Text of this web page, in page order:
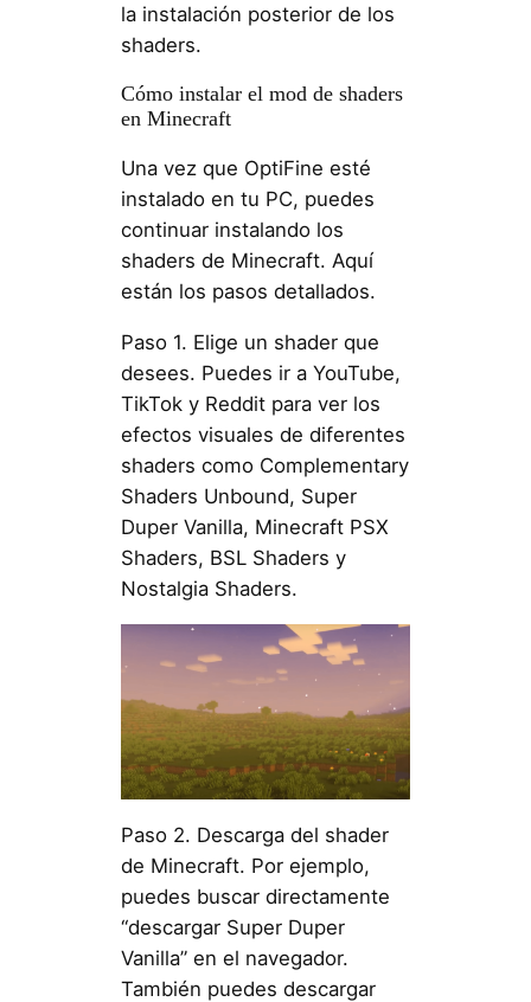
la instalación posterior de los
shaders.
Cómo instalar el mod de shaders
en Minecraft
Una vez que OptiFine esté
instalado en tu PC, puedes
continuar instalando los
shaders de Minecraft. Aquí
están los pasos detallados.
Paso 1. Elige un shader que
desees. Puedes ir a YouTube,
TikTok y Reddit para ver los
efectos visuales de diferentes
shaders como Complementary
Shaders Unbound, Super
Duper Vanilla, Minecraft PSX
Shaders, BSL Shaders y
Nostalgia Shaders.
Paso 2. Descarga del shader
de Minecraft. Por ejemplo,
puedes buscar directamente
“descargar Super Duper
Vanilla” en el navegador.
También puedes descargar